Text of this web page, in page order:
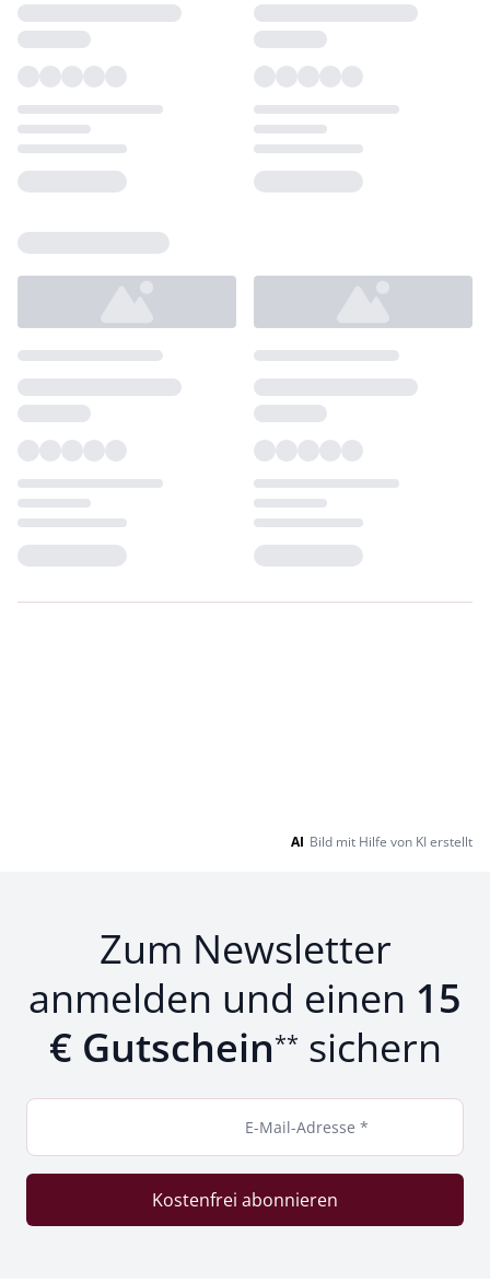
AI Bild mit Hilfe von KI erstellt
Zum Newsletter
anmelden und einen 15
€ Gutschein** sichern
E-Mail-Adresse *
Kostenfrei abonnieren